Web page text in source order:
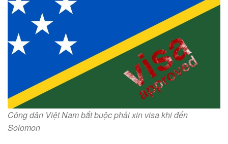
Công dân Việt Nam bắt buộc phải xin visa khi đến
Solomon